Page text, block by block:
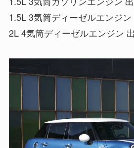
1.5L 3気筒ディーゼルエンジ
2L 4気筒ディーゼルエンジン